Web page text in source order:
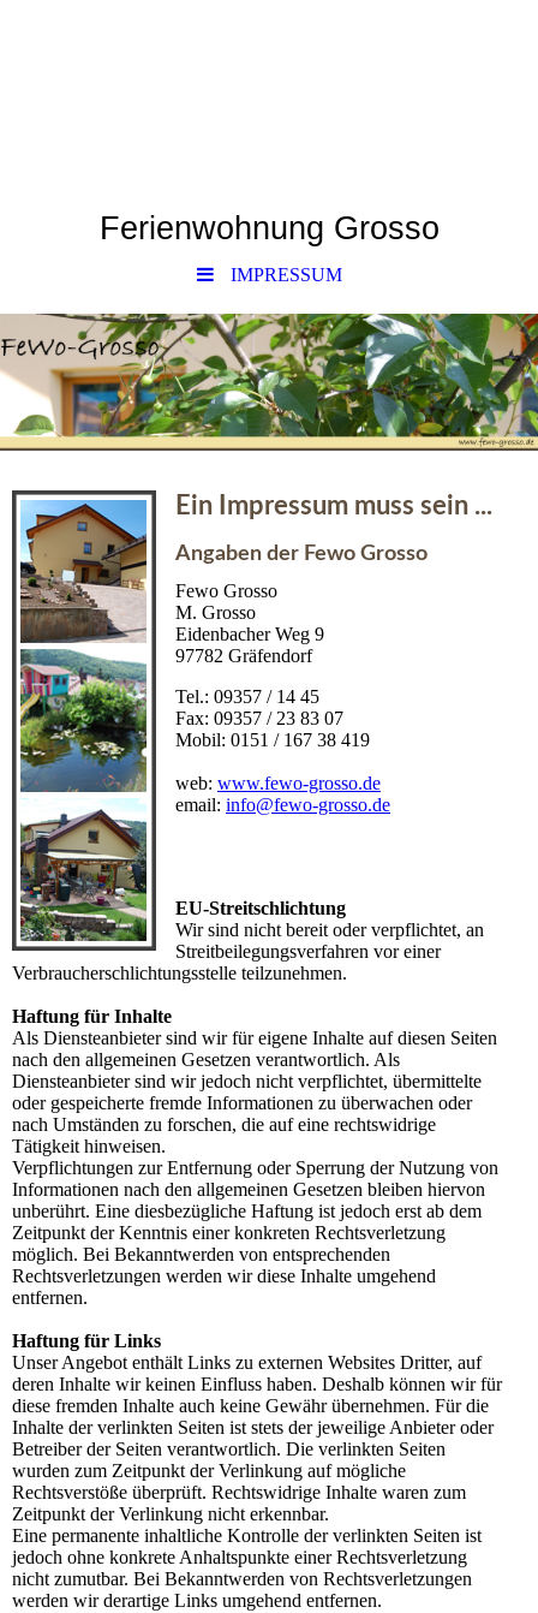
Ferienwohnung Grosso
IMPRESSUM
Ein Impressum muss sein ...
Angaben der Fewo Grosso
Fewo Grosso
M. Grosso
Eidenbacher Weg 9
97782 Gräfendorf
Tel.: 09357 / 14 45
Fax: 09357 / 23 83 07
Mobil: 0151 / 167 38 419
web: www.fewo-grosso.de
email: info@fewo-grosso.de
EU-Streitschlichtung
Wir sind nicht bereit oder verpflichtet, an
Streitbeilegungsverfahren vor einer
Verbraucherschlichtungsstelle teilzunehmen.
Haftung für Inhalte
Als Diensteanbieter sind wir für eigene Inhalte auf diesen Seiten
nach den allgemeinen Gesetzen verantwortlich. Als
Diensteanbieter sind wir jedoch nicht verpflichtet, übermittelte
oder gespeicherte fremde Informationen zu überwachen oder
nach Umständen zu forschen, die auf eine rechtswidrige
Tätigkeit hinweisen.
Verpflichtungen zur Entfernung oder Sperrung der Nutzung von
Informationen nach den allgemeinen Gesetzen bleiben hiervon
unberührt. Eine diesbezügliche Haftung ist jedoch erst ab dem
Zeitpunkt der Kenntnis einer konkreten Rechtsverletzung
möglich. Bei Bekanntwerden von entsprechenden
Rechtsverletzungen werden wir diese Inhalte umgehend
entfernen.
Haftung für Links
Unser Angebot enthält Links zu externen Websites Dritter, auf
deren Inhalte wir keinen Einfluss haben. Deshalb können wir für
diese fremden Inhalte auch keine Gewähr übernehmen. Für die
Inhalte der verlinkten Seiten ist stets der jeweilige Anbieter oder
Betreiber der Seiten verantwortlich. Die verlinkten Seiten
wurden zum Zeitpunkt der Verlinkung auf mögliche
Rechtsverstöße überprüft. Rechtswidrige Inhalte waren zum
Zeitpunkt der Verlinkung nicht erkennbar.
Eine permanente inhaltliche Kontrolle der verlinkten Seiten ist
jedoch ohne konkrete Anhaltspunkte einer Rechtsverletzung
nicht zumutbar. Bei Bekanntwerden von Rechtsverletzungen
werden wir derartige Links umgehend entfernen.